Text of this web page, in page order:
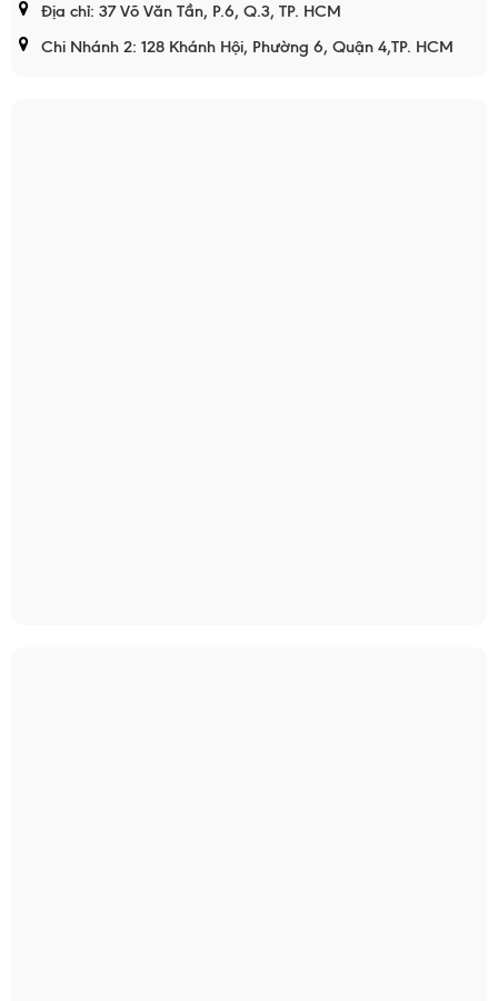
Địa chỉ: 37 Võ Văn Tần, P.6, Q.3, TP. HCM
Chi Nhánh 2: 128 Khánh Hội, Phường 6, Quận 4,TP. HCM